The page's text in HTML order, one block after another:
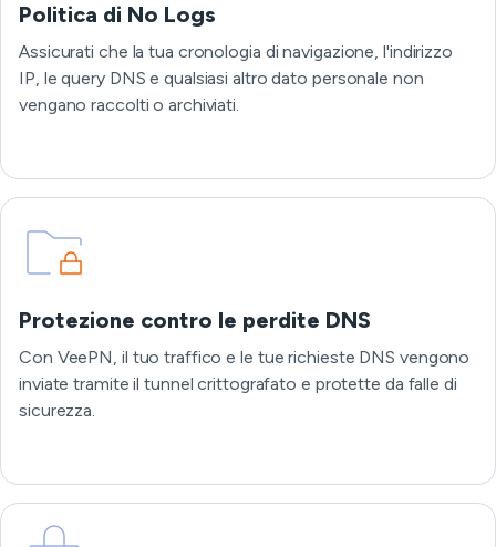
Politica di No Logs
Assicurati che la tua cronologia di navigazione, l'indirizzo
IP, le query DNS e qualsiasi altro dato personale non
vengano raccolti o archiviati.
Protezione contro le perdite DNS
Con VeePN, il tuo traffico e le tue richieste DNS vengono
inviate tramite il tunnel crittografato e protette da falle di
sicurezza.